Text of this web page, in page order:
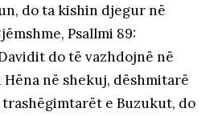
do ta kishin djegur në
Psallmi 89:
do të vazhdojnë në
në shekuj, dëshmitarë
trashëgimtarët e Buzukut, do